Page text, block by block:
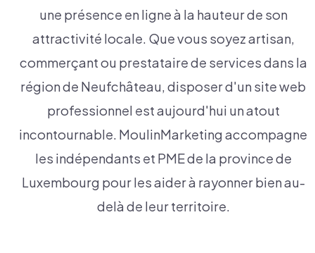
une présence en ligne à la hauteur de son
attractivité locale. Que vous soyez artisan,
commerçant ou prestataire de services dans la
région de Neufchâteau, disposer d'un site web
professionnel est aujourd'hui un atout
incontournable. MoulinMarketing accompagne
les indépendants et PME de la province de
Luxembourg pour les aider à rayonner bien au-
delà de leur territoire.